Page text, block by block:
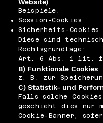
Website)
Beispiele:
Session-Cookies
Sicherheits-Cookies
Diese sind
Rechtsgrundlage:
Art. 6 Abs. 1 lit. f
B) Funktionale Cookies
z. B. zur
C) Statistik- und
Falls solche
geschieht dies nur
Cookie-Banner,